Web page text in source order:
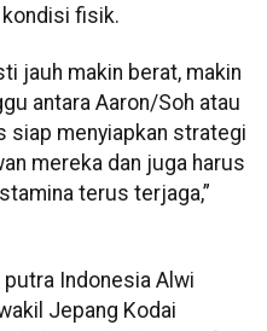
fisik.
jauh makin berat, makin
antara Aaron/Soh atau
siap menyiapkan strategi
mereka dan juga harus
terus terjaga,”
Indonesia Alwi
Jepang Kodai